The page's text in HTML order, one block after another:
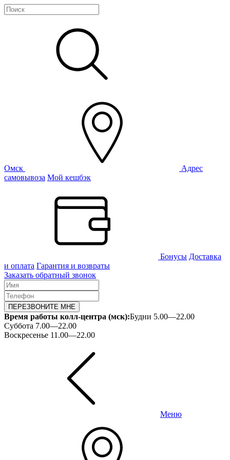
Омск
Адрес
самовывоза Мой кешбэк
Бонусы Доставка
и оплата Гарантия и возвраты
Заказать обратный звонок
ПЕРЕЗВОНИТЕ МНЕ
Время работы колл-центра (мск):Будни 5.00—22.00
Суббота 7.00—22.00
Воскресенье 11.00—22.00
Меню